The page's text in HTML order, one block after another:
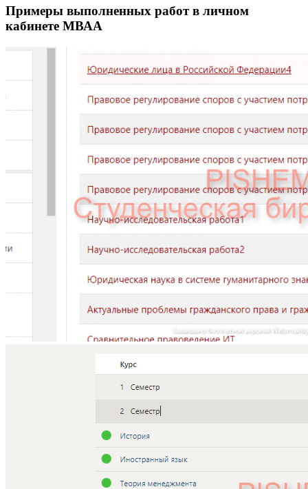
Примеры выполненных работ в личном
кабинете МВАА